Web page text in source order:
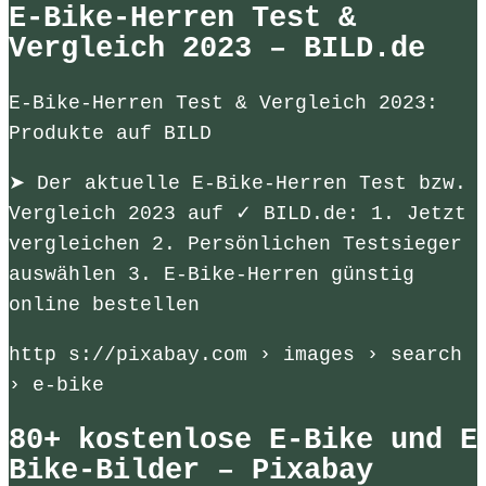
E-Bike-Herren Test &
Vergleich 2023 – BILD.de
E-Bike-Herren Test & Vergleich 2023:
Produkte auf BILD
➤ Der aktuelle E-Bike-Herren Test bzw.
Vergleich 2023 auf ✓ BILD.de: 1. Jetzt
vergleichen 2. Persönlichen Testsieger
auswählen 3. E-Bike-Herren günstig
online bestellen
http s://pixabay.com › images › search
› e-bike
80+ kostenlose E-Bike und E
Bike-Bilder – Pixabay